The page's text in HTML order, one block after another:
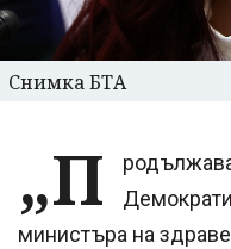
Снимка БТА
„П
министъра на